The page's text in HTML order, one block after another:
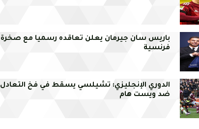
باريس سان جيرمان يعلن تعاقده رسميا مع صخرة
فرنسية
الدوري الإنجليزي: تشيلسي يسقط في فخ التعادل
ضد ويست هام